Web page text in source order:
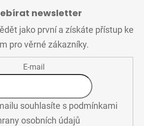
newsletter
jako první a získáte přístup ke
pro věrné zákazníky.
E-mail
souhlasíte s podmínkami
osobních údajů